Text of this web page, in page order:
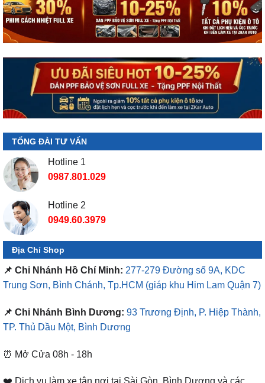
TỔNG ĐÀI TƯ VẤN
Hotline 1
0987.801.029
Hotline 2
0949.60.3979
Địa Chỉ Shop
📌 Chi Nhánh Hồ Chí Minh: 277-279 Đường số 9A, KDC
Trung Sơn, Bình Chánh, Tp.HCM (giáp khu Him Lam Quận 7)
📌 Chi Nhánh Bình Dương: 93 Trương Định, P. Hiệp Thành,
TP. Thủ Dầu Một, Bình Dương
⏰ Mở Cửa 08h - 18h